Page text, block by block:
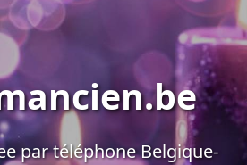
par téléphone Belgique-